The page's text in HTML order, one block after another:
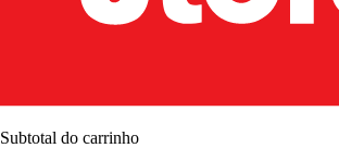
Subtotal do carrinho